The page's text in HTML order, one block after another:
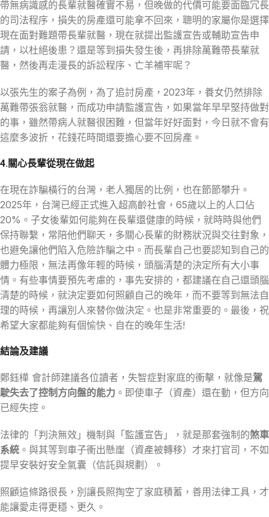
帶無病識感的長輩就醫確實不易，但晚做的代價可能要面臨冗長
的司法程序，損失的房產還可能拿不回來，聰明的家屬你是選擇
現在面對難題帶長輩就醫，現在就提出監護宣告或輔助宣告申
請，以杜絕後患？還是等到損失發生後，再排除萬難帶長輩就
醫，然後再走漫長的訴訟程序、亡羊補牢呢？
以張先生的案子為例，為了追討房產，2023年，養女仍然排除
萬難帶張翁就醫，而成功申請監護宣告，如果當年早早堅持做對
的事，雖然帶病人就醫很困難，但當年好好面對，今日就不會有
這麼多波折，花錢花時間還要擔心要不回房產。
4.關心長輩從現在做起
在現在詐騙橫行的台灣，老人獨居的比例，也在節節攀升。
2025年，台灣已經正式進入超高齡社會，65歲以上的人口佔
20%。子女後輩如何能夠在長輩還健康的時候，就時時與他們
保持聯繫，常陪他們聊天，多關心長輩的財務狀況與交往對象，
也避免讓他們陷入危險詐騙之中。而長輩自己也要認知到自己的
體力極限，無法再像年輕的時候，頭腦清楚的決定所有大小事
情。有些事情要預先考慮的，事先安排的，都建議在自己還頭腦
清楚的時候，就決定要如何照顧自己的晚年，而不要等到無法自
理的時候，再讓別人來替你做決定。也是非常重要的。最後，祝
希望大家都能夠有個愉快、自在的晚年生活!
結論及建議
鄭鈺樺 會計師建議各位讀者，失智症對家庭的衝擊，就像是駕
駛失去了控制方向盤的能力 。即使車子（資產）還在動，但方向
已經失控。
法律的「判決無效」機制與「監護宣告」，就是那套強制的煞車
系統 。與其等到車子衝出懸崖（資產被轉移）才來打官司，不如
提早安裝好安全氣囊（信託與規劃）。
照顧這條路很長，別讓長照掏空了家庭積蓄，善用法律工具，才
能讓愛走得更穩、更久。